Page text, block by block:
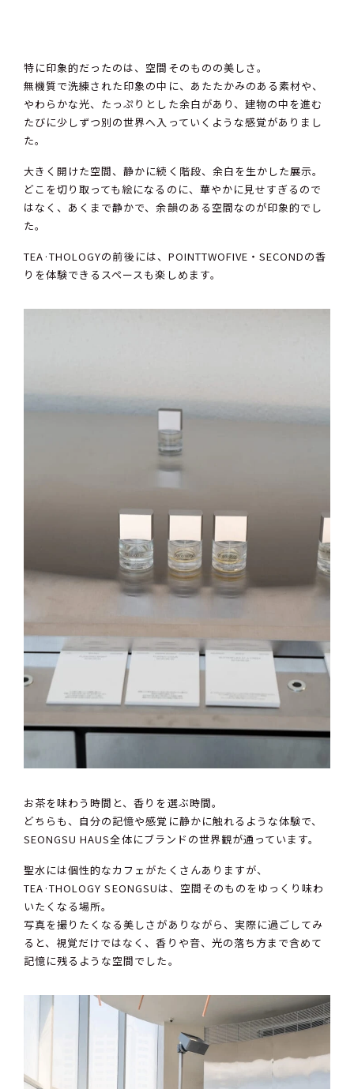
特に印象的だったのは、空間そのものの美しさ。
無機質で洗練された印象の中に、あたたかみのある素材や、
やわらかな光、たっぷりとした余白があり、建物の中を進む
たびに少しずつ別の世界へ入っていくような感覚がありまし
た。
大きく開けた空間、静かに続く階段、余白を生かした展示。
どこを切り取っても絵になるのに、華やかに見せすぎるので
はなく、あくまで静かで、余韻のある空間なのが印象的でし
た。
TEA·THOLOGYの前後には、POINTTWOFIVE・SECONDの香
りを体験できるスペースも楽しめます。
お茶を味わう時間と、香りを選ぶ時間。
どちらも、自分の記憶や感覚に静かに触れるような体験で、
SEONGSU HAUS全体にブランドの世界観が通っています。
聖水には個性的なカフェがたくさんありますが、
TEA·THOLOGY SEONGSUは、空間そのものをゆっくり味わ
いたくなる場所。
写真を撮りたくなる美しさがありながら、実際に過ごしてみ
ると、視覚だけではなく、香りや音、光の落ち方まで含めて
記憶に残るような空間でした。